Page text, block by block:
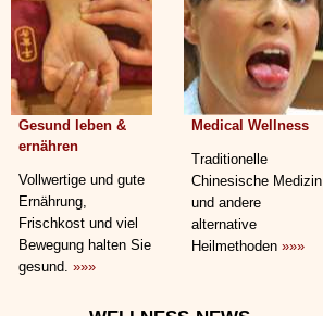
Gesund leben &
ernähren
Vollwertige und gute
Ernährung,
Frischkost und viel
Bewegung halten Sie
gesund. »»»
Medical Wellness
Traditionelle
Chinesische Medizin
und andere
alternative
Heilmethoden »»»